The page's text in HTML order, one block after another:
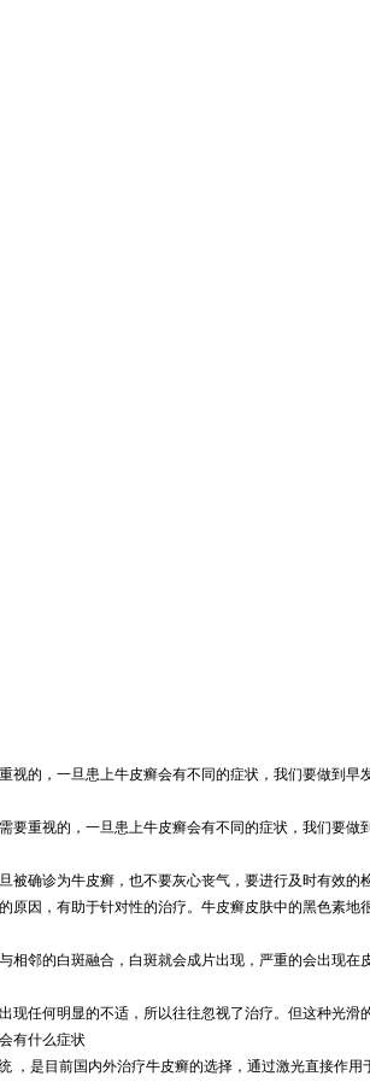
的，一旦患上牛皮癣会有不同的症状，我们要做到
视的，一旦患上牛皮癣会有不同的症状，我们要做
确诊为牛皮癣，也不要灰心丧气，要进行及时有效的
，有助于针对性的治疗。牛皮癣皮肤中的黑色素地
的白斑融合，白斑就会成片出现，严重的会出现在
何明显的不适，所以往往忽视了治疗。但这种光滑
有什么症状
是目前国内外治疗牛皮癣的选择，通过激光直接作